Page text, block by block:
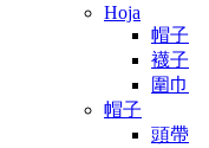
Hoja
帽子
襪子
圍巾
帽子
頭帶